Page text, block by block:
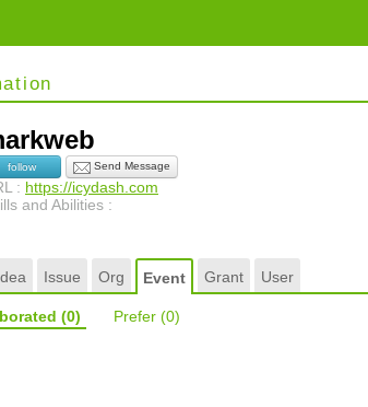
follow Send Message
: https://icydash.com
and Abilities :
Issue Org Event Grant User
(0) Prefer (0)